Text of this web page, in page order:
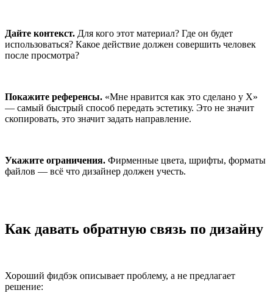
Дайте контекст. Для кого этот материал? Где он будет
использоваться? Какое действие должен совершить человек
после просмотра?
Покажите референсы. «Мне нравится как это сделано у X»
— самый быстрый способ передать эстетику. Это не значит
скопировать, это значит задать направление.
Укажите ограничения. Фирменные цвета, шрифты, форматы
файлов — всё что дизайнер должен учесть.
Как давать обратную связь по дизайну
Хороший фидбэк описывает проблему, а не предлагает
решение: